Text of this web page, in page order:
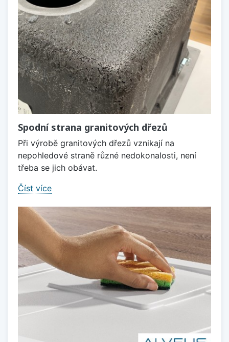
Spodní strana granitových dřezů
Při výrobě granitových dřezů vznikají na
nepohledové straně různé nedokonalosti, není
třeba se jich obávat.
Číst více